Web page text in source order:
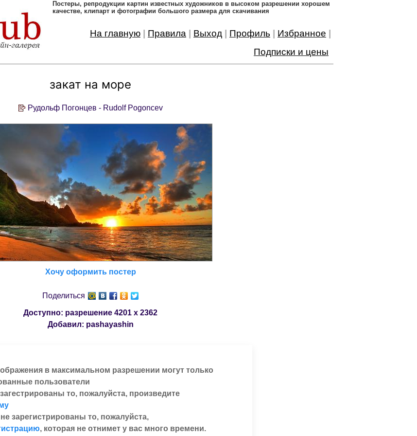
Постеры, pепродукции картин известных художников в высоком разрешении хорошем
качестве, клипарт и фотографии большого размера для скачивания
На главную Правила Выход Профиль Избранное
Подписки и цены
закат на море
Рудольф Погонцев - Rudolf Pogoncev
Хочу оформить постер
Поделиться
Доступно: разрешение 4201 x 2362
Добавил: pashayashin
в максимальном разрешении могут только
пользователи
то, пожалуйста, произведите
зарегистрированы то, пожалуйста,
, которая не отнимет у вас много времени.